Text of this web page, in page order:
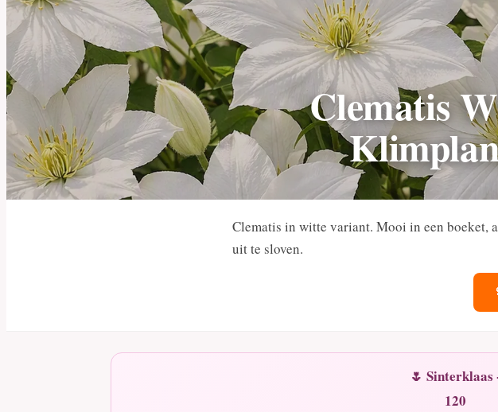
Clematis
Clematis in witte variant. Mooi in een boeket,
uit te sloven.
🌷 Sinterklaas
120